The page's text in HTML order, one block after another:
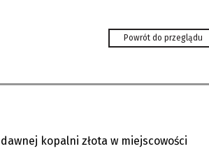
Powrót do przeglądu
25.07.2026
dawnej kopalni złota w miejscowości